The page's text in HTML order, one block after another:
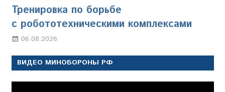
Тренировка по борьбе
с робототехническими комплексами
06.08.2026
ВИДЕО МИНОБОРОНЫ РФ